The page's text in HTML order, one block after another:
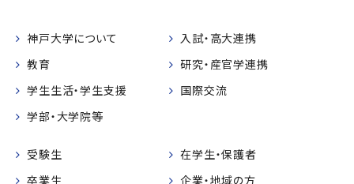
神戸大学について
入試・高大連携
教育
研究・産官学連携
学生生活・学生支援
国際交流
学部・大学院等
受験生
在学生・保護者
卒業生
企業・地域の方